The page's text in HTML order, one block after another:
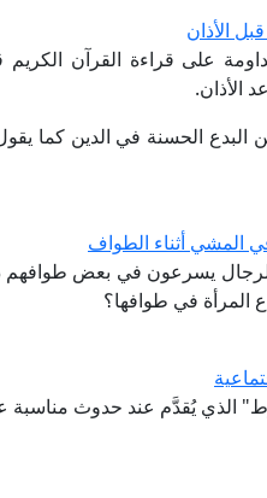
الأذان
على قراءة القرآن الكريم
الأذان.
الحسنة في الدين كما
المشي أثناء الطواف
يسرعون في بعض طوافهم
في طوافها؟
الذي يُقدَّم عند حدوث مناسبة